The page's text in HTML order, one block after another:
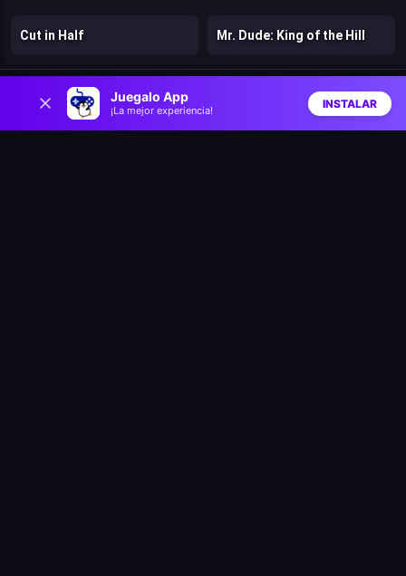
Juegalo App
¡La mejor experiencia!
INSTALAR
Cut in Half Mr. Dude: King of the Hill
Stick: Eastern Fight Hazmob FPS: Online Shooter